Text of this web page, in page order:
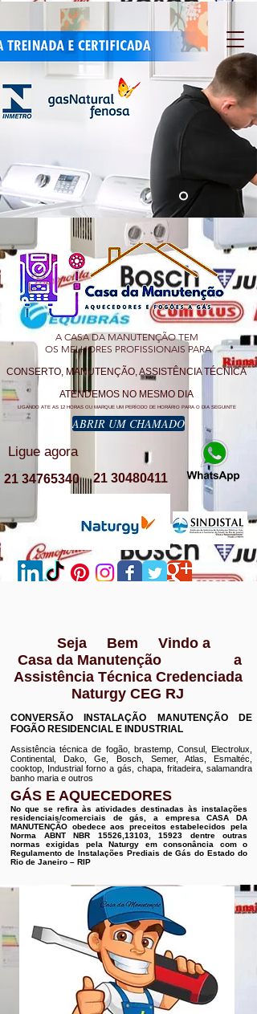
A CASA DA MANUTENÇÃO TEM
OS MELHORES PROFISSIONAIS PARA
CONSERTO, MANUTENÇÃO, ASSISTÊNCIA TÉCNICA
ATENDEMOS NO MESMO DIA
LIGANDO ATE AS 12 HORAS OU MARQUE UM PERÍODO DE HORÁRIO PARA O DIA SEGUINTE
ABRIR UM CHAMADO
Ligue agora
21 30480411
21 34765340
Seja Bem Vindo a
Casa da Manutenção a
Assistência Técnica Credenciada
Naturgy CEG RJ
CONVERSÃO INSTALAÇÃO MANUTENÇÃO DE
FOGÃO RESIDENCIAL E INDUSTRIAL
Assistência técnica de fogão, brastemp, Consul, Electrolux,
Continental, Dako, Ge, Bosch, Semer, Atlas, Esmaltéc,
cooktop, Industrial forno a gás, chapa, fritadeira, salamandra
banho maria e outros
GÁS E AQUECEDORES
No que se refira às atividades destinadas às instalações
residenciais/comerciais de gás, a empresa CASA DA
MANUTENÇÃO obedece aos preceitos estabelecidos pela
Norma ABNT NBR 15526,13103, 15923 dentre outras
normas exigidas pela Naturgy em consonância com o
Regulamento de Instalações Prediais de Gás do Estado do
Rio de Janeiro – RIP